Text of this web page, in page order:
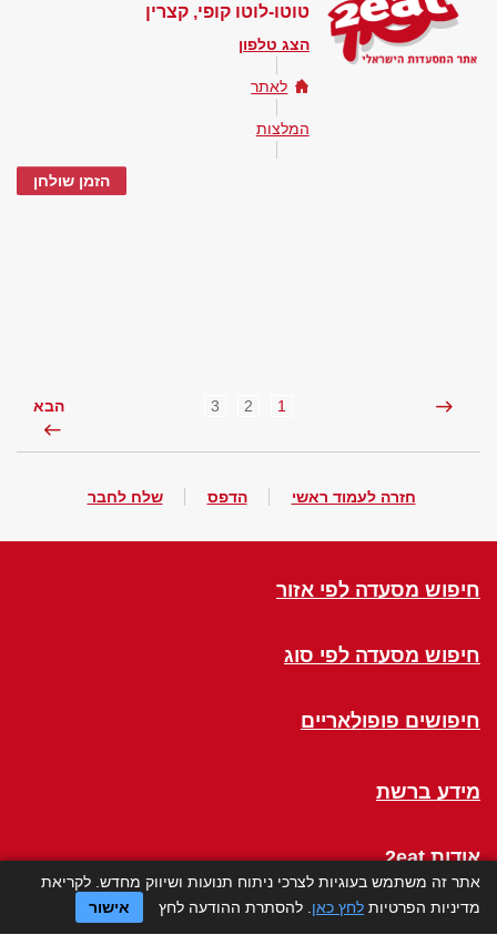
טוטו-לוטו קופי, קצרין
הצג טלפון
לאתר
המלצות
הזמן שולחן
1
2
3 הבא
חזרה לעמוד ראשי הדפס שלח לחבר
חיפוש מסעדה לפי אזור
חיפוש מסעדה לפי סוג
חיפושים פופולאריים
מידע ברשת
אודות 2eat
Click a Table
אתר זה משתמש בעוגיות לצרכי ניתוח תנועות ושיווק מחדש. לקריאת
מדיניות הפרטיות לחץ כאן . להסתרת ההודעה לחץ אישור